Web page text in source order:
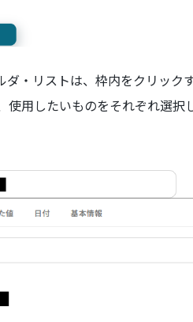
ダ・リストは、枠内をクリッ
使用したいものをそれぞれ選択